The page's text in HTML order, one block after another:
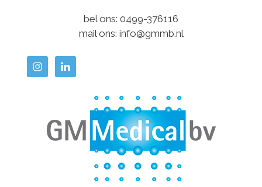
bel ons: 0499-376116
mail ons: info@gmmb.nl